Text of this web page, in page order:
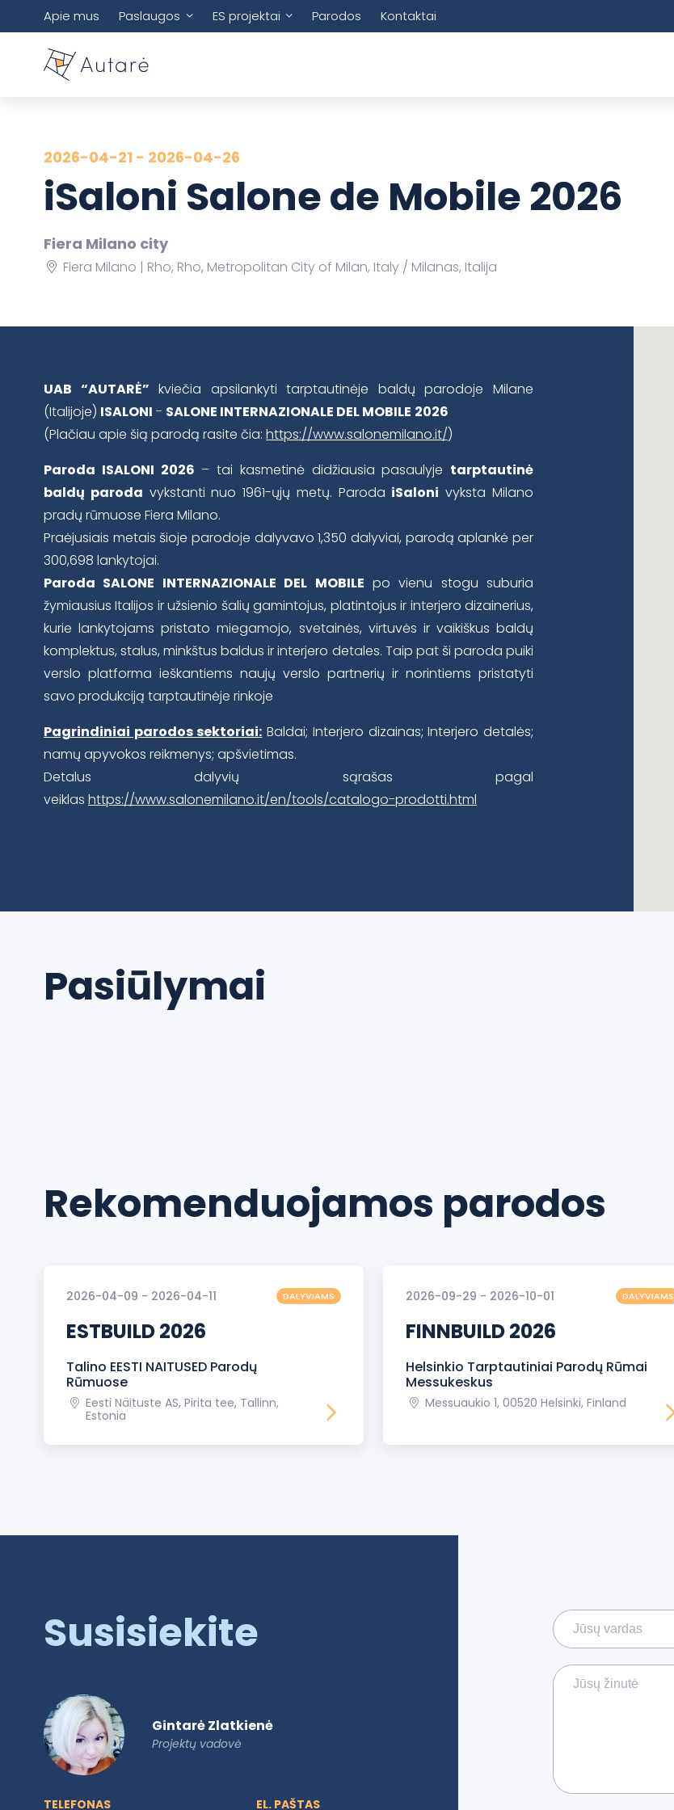
Apie mus Paslaugos ES projektai Parodos Kontaktai
2026-04-21 - 2026-04-26
iSaloni Salone de Mobile 2026
Fiera Milano city
Fiera Milano | Rho, Rho, Metropolitan City of Milan, Italy Milanas, Italija
UAB “AUTARĖ” kviečia apsilankyti tarptautinėje baldų parodoje Milane
(Italijoje) ISALONI - SALONE INTERNAZIONALE DEL MOBILE 2026
(Plačiau apie šią parodą rasite čia: https://www.salonemilano.it/)
Paroda ISALONI 2026 – tai kasmetinė didžiausia pasaulyje tarptautinė
baldų paroda vykstanti nuo 1961-ųjų metų. Paroda iSaloni vyksta Milano
pradų rūmuose Fiera Milano.
Praėjusiais metais šioje parodoje dalyvavo 1,350 dalyviai, parodą aplankė per
300,698 lankytojai.
Paroda SALONE INTERNAZIONALE DEL MOBILE po vienu stogu suburia
žymiausius Italijos ir užsienio šalių gamintojus, platintojus ir interjero dizainerius,
kurie lankytojams pristato miegamojo, svetainės, virtuvės ir vaikiškus baldų
komplektus, stalus, minkštus baldus ir interjero detales. Taip pat ši paroda puiki
verslo platforma ieškantiems naujų verslo partnerių ir norintiems pristatyti
savo produkciją tarptautinėje rinkoje
Pagrindiniai parodos sektoriai: Baldai; Interjero dizainas; Interjero detalės;
namų apyvokos reikmenys; apšvietimas.
Detalus dalyvių sąrašas pagal
veiklas https://www.salonemilano.it/en/tools/catalogo-prodotti.html
Pasiūlymai
Rekomenduojamos parodos
2026-04-09 - 2026-04-11 DALYVIAMS
ESTBUILD 2026
Talino EESTI NAITUSED Parodų
Rūmuose
Eesti Näituste AS, Pirita tee, Tallinn,
Estonia
2026-09-29 - 2026-10-01 DALYVIAMS
FINNBUILD 2026
Helsinkio Tarptautiniai Parodų Rūmai
Messukeskus
Messuaukio 1, 00520 Helsinki, Finland
Susisiekite
Gintarė Zlatkienė
Projektų vadovė
TELEFONAS EL. PAŠTAS